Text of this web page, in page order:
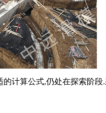
计算公式,仍处在探索阶段